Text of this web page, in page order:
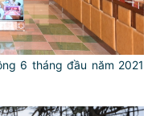
6 tháng đầu năm 2021